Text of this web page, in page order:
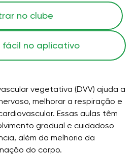
no clube
fácil no aplicativo
vegetativa (DVV) ajuda a
melhorar a respiração e
Essas aulas têm
gradual e cuidadoso
além da melhoria da
do corpo.